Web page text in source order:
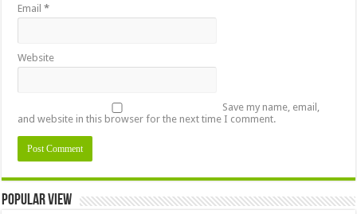
Email*
Website
Save my name, email,
and website in this browser for the next time I comment.
Popular view